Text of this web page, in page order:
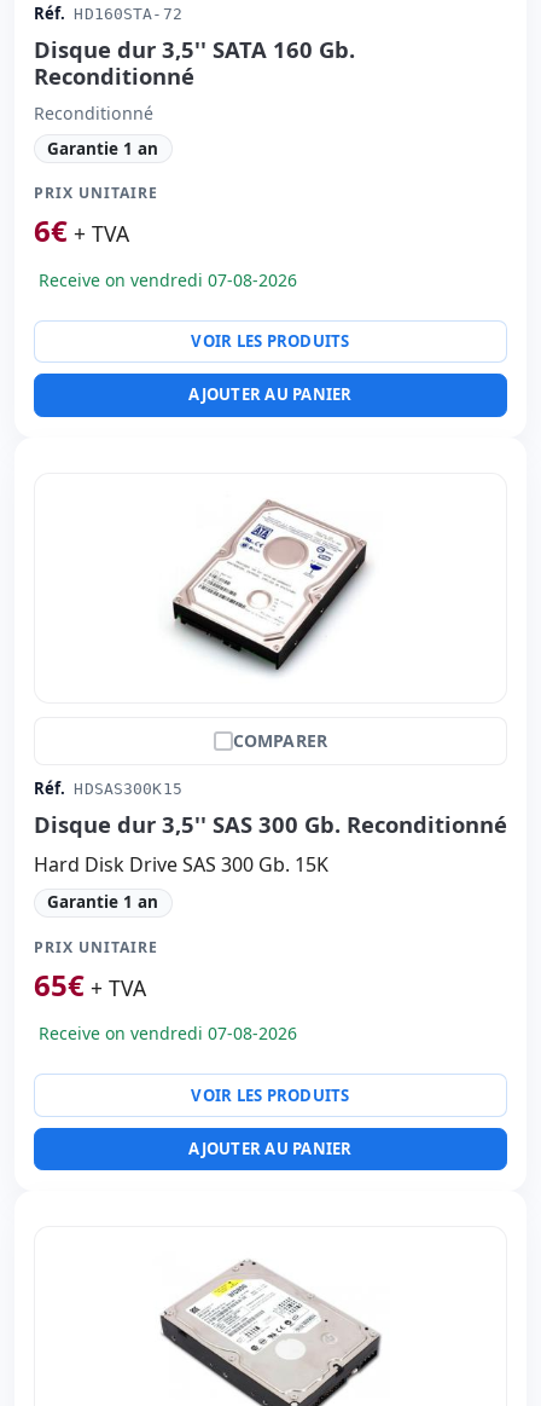
Réf. HD160STA-72
Disque dur 3,5'' SATA 160 Gb.
Reconditionné
Reconditionné
Garantie 1 an
PRIX UNITAIRE
6€ + TVA
Receive on vendredi 07-08-2026
VOIR LES PRODUITS
AJOUTER AU PANIER
COMPARER
Réf. HDSAS300K15
Disque dur 3,5'' SAS 300 Gb. Reconditionné
Hard Disk Drive SAS 300 Gb. 15K
Garantie 1 an
PRIX UNITAIRE
65€ + TVA
Receive on vendredi 07-08-2026
VOIR LES PRODUITS
AJOUTER AU PANIER